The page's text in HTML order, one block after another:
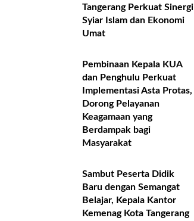
Tangerang Perkuat Sinergi
Syiar Islam dan Ekonomi
Umat
Pembinaan Kepala KUA
dan Penghulu Perkuat
Implementasi Asta Protas,
Dorong Pelayanan
Keagamaan yang
Berdampak bagi
Masyarakat
Sambut Peserta Didik
Baru dengan Semangat
Belajar, Kepala Kantor
Kemenag Kota Tangerang